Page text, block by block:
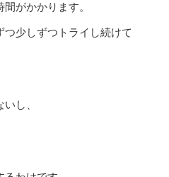
がかかります。
少しずつトライし続けて
し、